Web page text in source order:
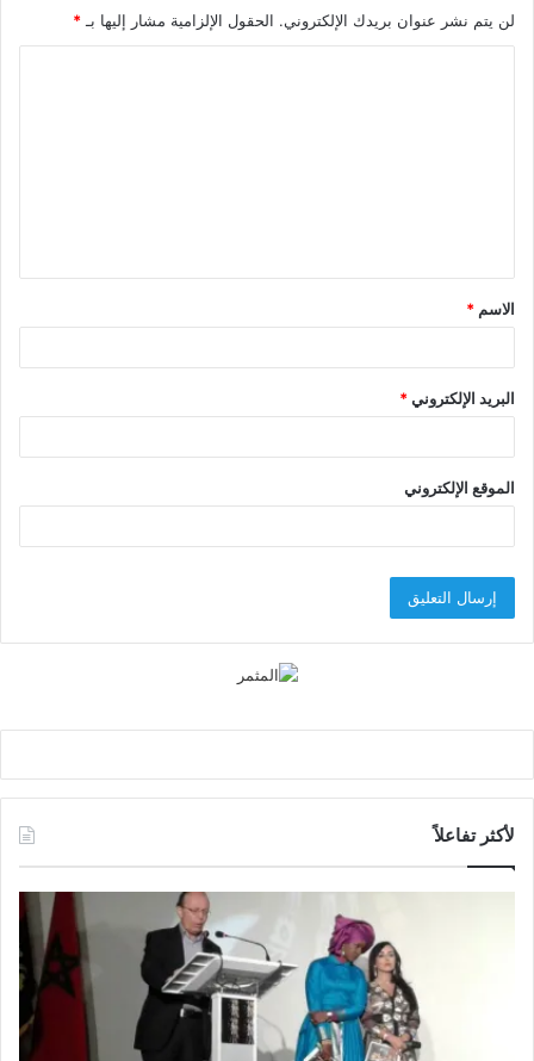
لن يتم نشر عنوان بريدك الإلكتروني. الحقول الإلزامية مشار إليها بـ *
ق
*
الاسم *
البريد الإلكتروني*
الموقع الإلكتروني
لأكثر تفاعلاً